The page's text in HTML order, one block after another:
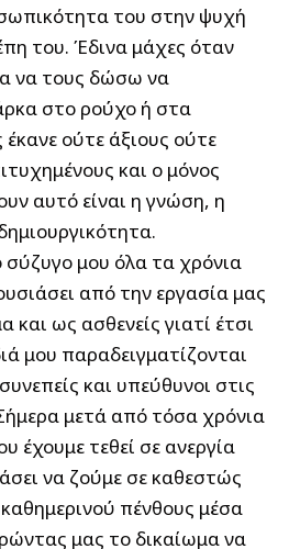
του στην ψυχή
του. Έδινα μάχες όταν
να τους δώσω να
στο ρούχο ή στα
ούτε άξιους ούτε
και ο μόνος
αυτό είναι η γνώση, η
μου όλα τα χρόνια
από την εργασία μας
και ως ασθενείς γιατί έτσι
μου παραδειγματίζονται
και υπεύθυνοι στις
μετά από τόσα χρόνια
έχουμε τεθεί σε ανεργία
να ζούμε σε καθεστώς
πένθους μέσα
μας το δικαίωμα να